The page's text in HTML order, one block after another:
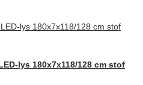
lys 180x7x118/128 cm stof